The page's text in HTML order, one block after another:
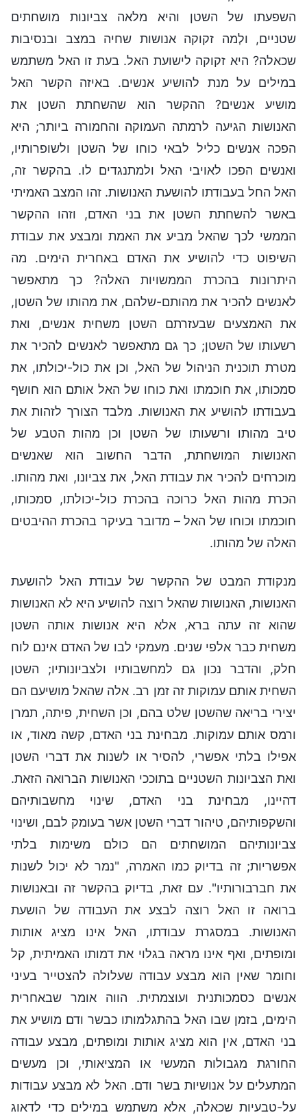
השפעתו של השטן והיא מלאה צביונות מושחתים
שטניים, ולְמה זקוקה אנושות שחיה במצב ובנסיבות
שכאלה? היא זקוקה לישועת האל. בעת זו האל משתמש
במילים על מנת להושיע אנשים. באיזה הקשר האל
מושיע אנשים? ההקשר הוא שהשחתת השטן את
האנושות הגיעה לרמתה העמוקה והחמורה ביותר; היא
הפכה אנשים כליל לבאי כוחו של השטן ולשופרותיו,
ואנשים הפכו לאויבי האל ולמתנגדים לו. בהקשר זה,
האל החל בעבודתו להושעת האנושות. זהו המצב האמיתי
באשר להשחתת השטן את בני האדם, וזהו ההקשר
הממשי לכך שהאל מביע את האמת ומבצע את עבודת
השיפוט כדי להושיע את האדם באחרית הימים. מה
היתרונות בהכרת הממשויות האלה? כך מתאפשר
לאנשים להכיר את מהותם-שלהם, את מהותו של השטן,
את האמצעים שבעזרתם השטן משחית אנשים, ואת
רשעותו של השטן; כך גם מתאפשר לאנשים להכיר את
מטרת תוכנית הניהול של האל, וכן את כול-יכולתו, את
סמכותו, את חוכמתו ואת כוחו של האל אותם הוא חושף
בעבודתו להושיע את האנושות. מלבד הצורך לזהות את
טיב מהותו ורשעותו של השטן וכן מהות הטבע של
האנושות המושחתת, הדבר החשוב הוא שאנשים
מוכרחים להכיר את עבודת האל, את צביונו, ואת מהותו.
הכרת מהות האל כרוכה בהכרת כול-יכולתו, סמכותו,
חוכמתו וכוחו של האל – מדובר בעיקר בהכרת ההיבטים
האלה של מהותו.
מנקודת המבט של ההקשר של עבודת האל להושעת
האנושות, האנושות שהאל רוצה להושיע היא לא האנושות
שהוא זה עתה ברא, אלא היא אנושות אותה השטן
משחית כבר אלפי שנים. מעמקי לבו של האדם אינם לוח
חלק, והדבר נכון גם למחשבותיו ולצביונותיו; השטן
השחית אותם עמוקות זה זמן רב. אלה שהאל מושיעם הם
יצירי בריאה שהשטן שלט בהם, וכן השחית, פיתה, תמרן
ורמס אותם עמוקות. מבחינת בני האדם, קשה מאוד, או
אפילו בלתי אפשרי, להסיר או לשנות את דברי השטן
ואת הצביונות השטניים בתוככי האנושות הברואה הזאת.
דהיינו, מבחינת בני האדם, שינוי מחשבותיהם
והשקפותיהם, טיהור דברי השטן אשר בעומק לבם, ושינוי
צביונותיהם המושחתים הם כולם משימות בלתי
אפשריות; זה בדיוק כמו האמרה, "נמר לא יכול לשנות
את חברבורותיו". עם זאת, בדיוק בהקשר זה ובאנושות
ברואה זו האל רוצה לבצע את העבודה של הושעת
האנושות. במסגרת עבודתו, האל אינו מציג אותות
ומופתים, ואף אינו מראה בגלוי את דמותו האמיתית, קל
וחומר שאין הוא מבצע עבודה שעלולה להצטייר בעיני
אנשים כסמכותנית ועוצמתית. הווה אומר שבאחרית
הימים, בזמן שבו האל בהתגלמותו כבשר ודם מושיע את
בני האדם, אין הוא מציג אותות ומופתים, מבצע עבודה
החורגת מגבולות המעשי או המציאותי, וכן מעשים
המתעלים על אנושיות בשר ודם. האל לא מבצע עבודות
על-טבעיות שכאלה, אלא משתמש במילים כדי לדאוג